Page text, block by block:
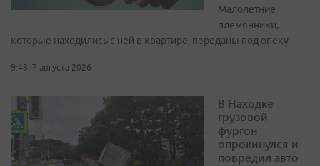
Малолетние
племянники,
которые находились с ней в квартире, переданы под опеку
9:48, 7 августа 2026
В Находке
грузовой
фургон
опрокинулся и
повредил авто